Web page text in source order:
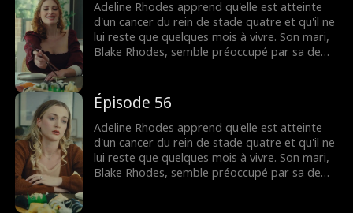
lorsque Blake apprend qu'Adeline est
mourante, mais il est peut-être trop tard
pour lui dire que c'est elle qu'il a aimée
pendant tout ce temps.
Adeline Rhodes apprend qu'elle est atteinte
d'un cancer du rein de stade quatre et qu'il ne
lui reste que quelques mois à vivre. Son mari,
Blake Rhodes, semble préoccupé par sa demi-
croqueuse de diamants calculatrice, et elle
pense qu'il ne l'a jamais aimée. Tout change
lorsque Blake apprend qu'Adeline est
mourante, mais il est peut-être trop tard
pour lui dire que c'est elle qu'il a aimée
pendant tout ce temps.
Épisode 56
Adeline Rhodes apprend qu'elle est atteinte
d'un cancer du rein de stade quatre et qu'il ne
lui reste que quelques mois à vivre. Son mari,
Blake Rhodes, semble préoccupé par sa demi-